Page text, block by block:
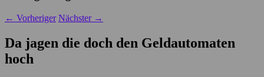
← Vorheriger Nächster →
Da jagen die doch den Geldautomaten
hoch